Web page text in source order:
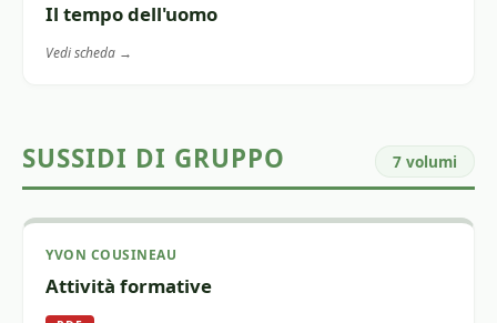
Il tempo dell'uomo
Vedi scheda →
SUSSIDI DI GRUPPO 7 volumi
YVON COUSINEAU
Attività formative